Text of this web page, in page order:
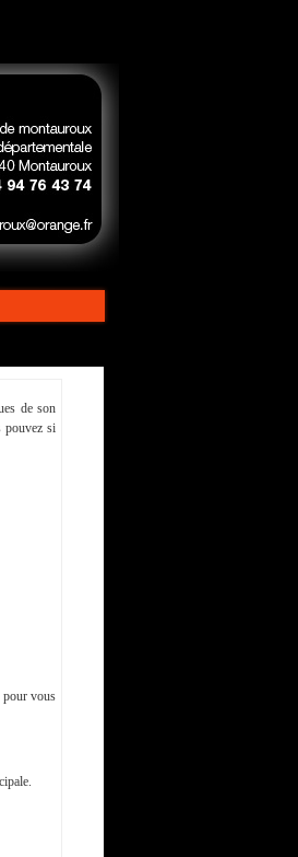
de son
pouvez si
pour vous